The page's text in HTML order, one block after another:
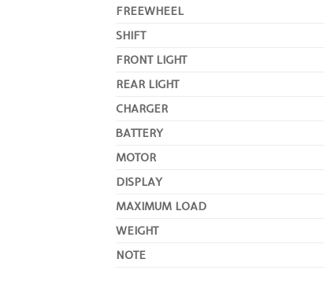
FREEWHEEL
SHIFT
FRONT LIGHT
REAR LIGHT
CHARGER
BATTERY
MOTOR
DISPLAY
MAXIMUM LOAD
WEIGHT
NOTE